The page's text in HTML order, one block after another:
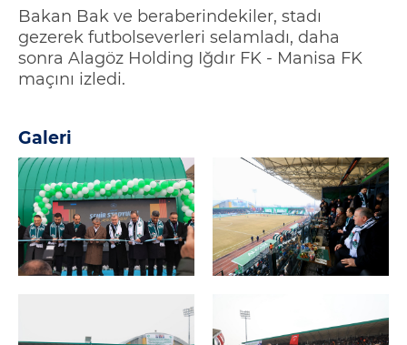
Bakan Bak ve beraberindekiler, stadı
gezerek futbolseverleri selamladı, daha
sonra Alagöz Holding Iğdır FK - Manisa FK
maçını izledi.
Galeri